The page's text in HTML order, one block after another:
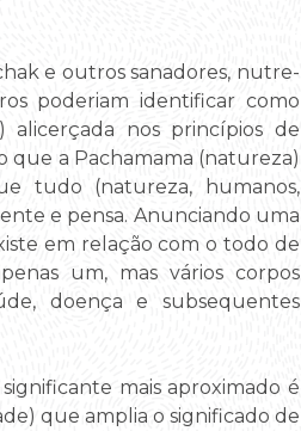
e outros sanadores, nutre-
poderiam identificar como
alicerçada nos princípios de
que a Pachamama (natureza)
tudo (natureza, humanos,
e pensa. Anunciando uma
em relação com o todo de
um, mas vários corpos
doença e subsequentes
mais aproximado é
que amplia o significado de